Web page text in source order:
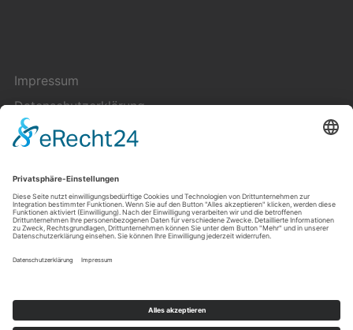
Impressum
Datenschutzerklärung
Cookie-Einstellungen
Über uns